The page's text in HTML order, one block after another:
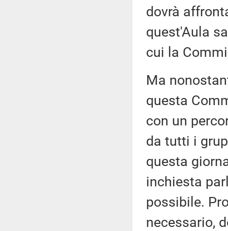
dovrà
quest'Aula
cui la
Ma
questa
con un
da tutti i
questa
inchiesta
possibile.
necessario,